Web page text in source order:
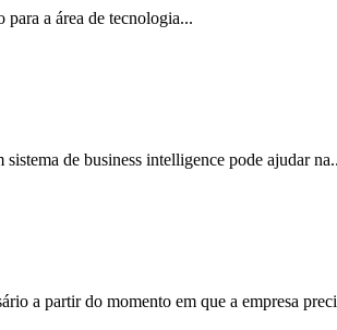
a área de tecnologia...
de business intelligence pode ajudar
a partir do momento em que a empresa